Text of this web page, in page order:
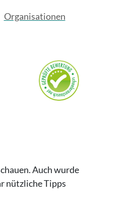
Organisationen
Auch wurde
nützliche Tipps